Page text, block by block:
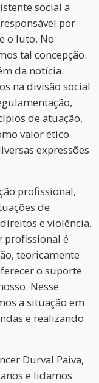
social a
por
o luto. No
tal concepção.
da notícia.
na divisão social
de atuação,
valor ético
expressões
profissional,
de
e violência.
profissional é
teoricamente
o suporte
Nesse
a situação em
e realizando
Durval Paiva,
e lidamos